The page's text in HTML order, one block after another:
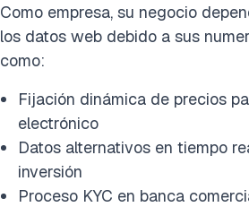
Como empresa, su negocio
los datos web debido a sus
como:
Fijación dinámica de precios
electrónico
Datos alternativos en tiempo
inversión
Proceso KYC en banca